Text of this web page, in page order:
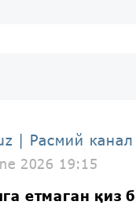
| Расмий канал
2026 19:15
етмаган қиз